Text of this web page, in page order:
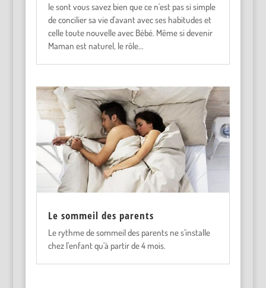
le sont vous savez bien que ce n'est pas si simple
de concilier sa vie d'avant avec ses habitudes et
celle toute nouvelle avec Bébé. Même si devenir
Maman est naturel, le rôle...
Le sommeil des parents
Le rythme de sommeil des parents ne s’installe
chez l’enfant qu’à partir de 4 mois.